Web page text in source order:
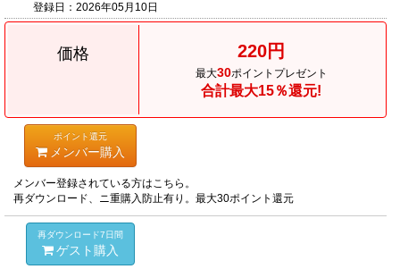
登録日： 2026年05月10日
価格 220円
最大30ポイントプレゼント
合計最大15％還元!
ポイント還元
メンバー購入
メンバー登録されている方はこちら。
再ダウンロード、ニ重購入防止有り。最大30ポイント還元
再ダウンロード7日間
ゲスト購入